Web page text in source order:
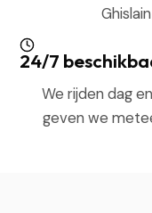
24/7
We rijden dag
geven we